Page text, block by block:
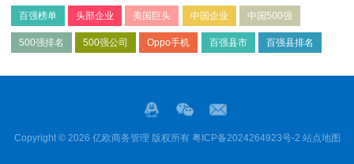
百强榜单 头部企业 美国巨头 中国企业 中国500强
500强排名 500强公司 Oppo手机 百强县市 百强县排名
Copyright © 2026 亿欧商务管理 版权所有 粤ICP备2024264923号-2 站点地图